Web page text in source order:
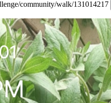
community/walk/131014217